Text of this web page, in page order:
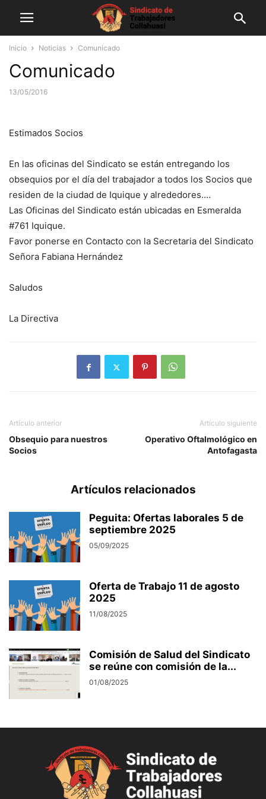
Inicio Noticias Comunicado
Comunicado
13/05/2016
Estimados Socios
En las oficinas del Sindicato se están entregando los
obsequios por el día del trabajador a todos los Socios que
residen de la ciudad de Iquique y alrededores.…
Las Oficinas del Sindicato están ubicadas en Esmeralda
#761 Iquique.
Favor ponerse en Contacto con la Secretaria del Sindicato
Señora Fabiana Hernández
Saludos
La Directiva
Artículo anterior
Obsequio para nuestros
Socios
Artículo siguiente
Operativo Oftalmológico en
Antofagasta
Artículos relacionados
Peguita: Ofertas laborales 5 de
septiembre 2025
05/09/2025
Oferta de Trabajo 11 de agosto
2025
11/08/2025
Comisión de Salud del Sindicato
se reúne con comisión de la...
01/08/2025